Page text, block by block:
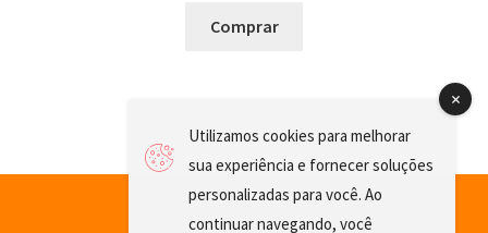
Comprar
Utilizamos cookies para melhorar
sua experiência e fornecer soluções
personalizadas para você. Ao
continuar navegando, você